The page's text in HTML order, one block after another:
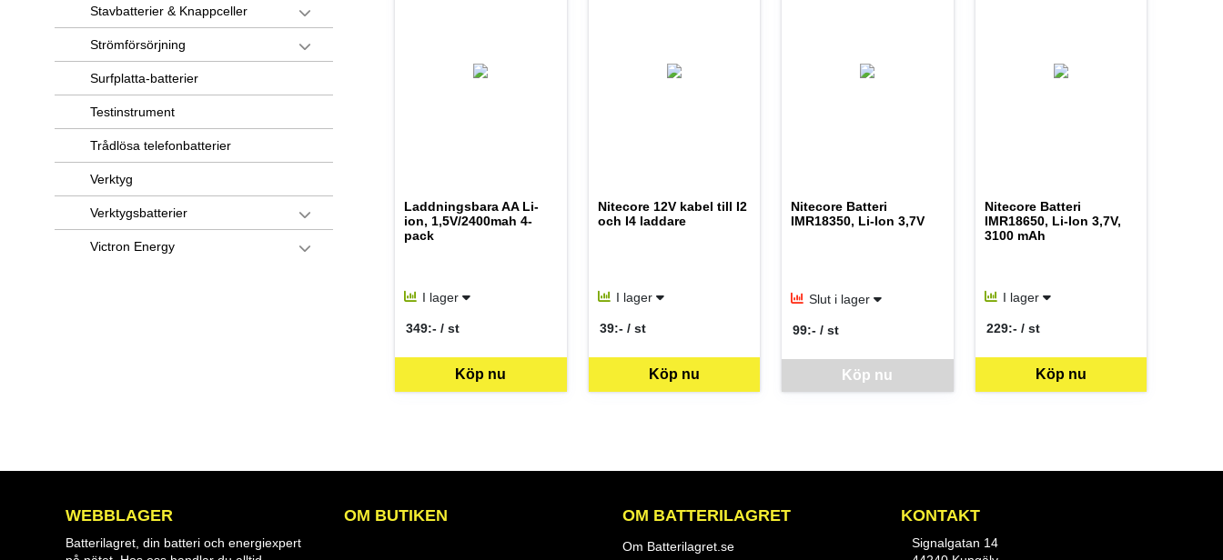
Stavbatterier & Knappceller
Strömförsörjning
Surfplatta-batterier
Testinstrument
Trådlösa telefonbatterier
Verktyg
Verktygsbatterier
Victron Energy
Laddningsbara AA Li-
ion, 1,5V/2400mah 4-
pack
I lager
Köp nu
349:- / st
SEK per ST
Nitecore 12V kabel till I2
och I4 laddare
I lager
Köp nu
39:- / st
SEK per ST
Nitecore Batteri
IMR18350, Li-Ion 3,7V
Slut i lager
Denna vara går inte att beställa via webben just nu, vänligen kontakta
Köp nu
99:- / st
SEK per ST
Nitecore Batteri
IMR18650, Li-Ion 3,7V,
3100 mAh
I lager
Köp nu
229:- / st
SEK per ST
WEBBLAGER
Batterilagret, din batteri och energiexpert
OM BUTIKEN OM BATTERILAGRET
Om Batterilagret.se
KONTAKT
Signalgatan 14